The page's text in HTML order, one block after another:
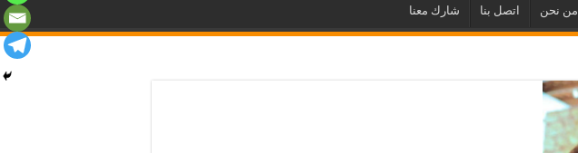
من نحن اتصل بنا شارك معنا